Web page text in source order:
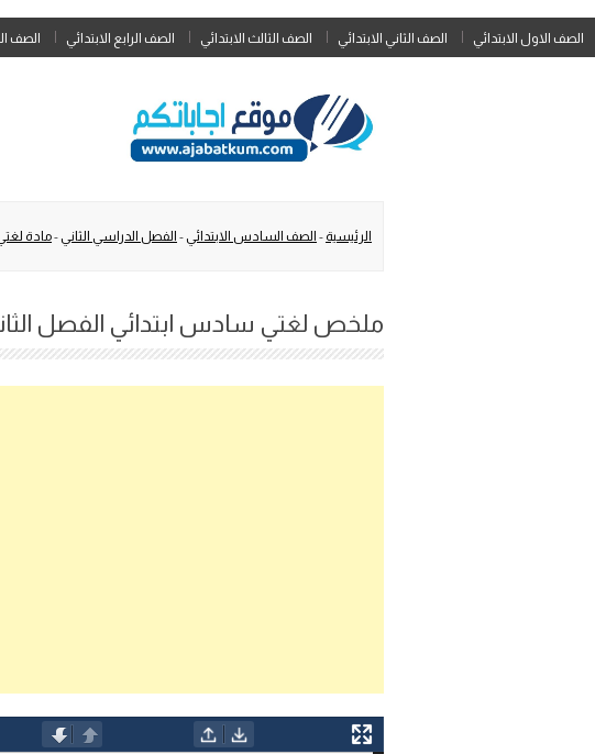
الصف الاول الابتدائي الصف الثاني الابتدائي الصف الثالث الابتدائي الصف الرابع الابتدائي الصف
الرئيسية - الصف السادس الابتدائي - الفصل الدراسي الثاني -مادة
ملخص لغتي سادس ابتدائي الفصل الثاني